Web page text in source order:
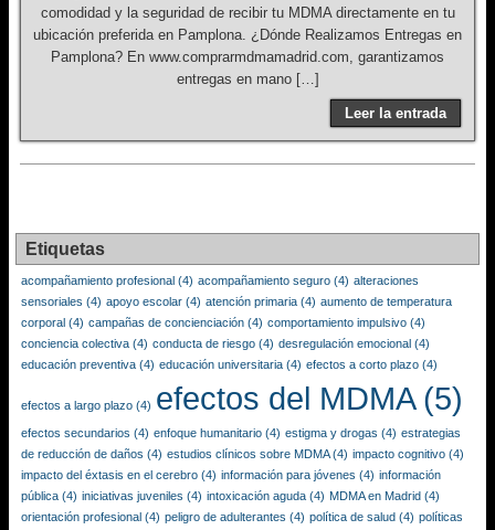
comodidad y la seguridad de recibir tu MDMA directamente en tu
ubicación preferida en Pamplona. ¿Dónde Realizamos Entregas en
Pamplona? En www.comprarmdmamadrid.com, garantizamos
entregas en mano […]
Leer la entrada
Etiquetas
acompañamiento profesional (4) acompañamiento seguro (4) alteraciones
sensoriales (4) apoyo escolar (4) atención primaria (4) aumento de temperatura
corporal (4) campañas de concienciación (4) comportamiento impulsivo (4)
conciencia colectiva (4) conducta de riesgo (4) desregulación emocional (4)
educación preventiva (4) educación universitaria (4) efectos a corto plazo (4)
efectos a largo plazo (4) efectos del MDMA(5)
efectos secundarios (4) enfoque humanitario (4) estigma y drogas (4) estrategias
de reducción de daños (4) estudios clínicos sobre MDMA(4) impacto cognitivo (4)
impacto del éxtasis en el cerebro (4) información para jóvenes (4) información
pública (4) iniciativas juveniles (4) intoxicación aguda (4) MDMA en Madrid (4)
orientación profesional (4) peligro de adulterantes (4) política de salud (4) políticas